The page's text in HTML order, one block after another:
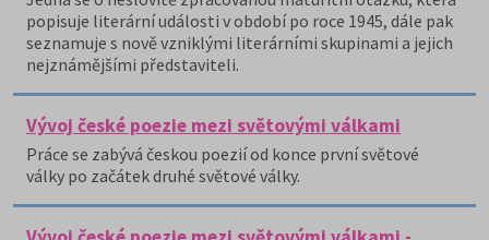
popisuje literární události v období po roce 1945, dále pak
seznamuje s nově vzniklými literárními skupinami a jejich
nejznámějšími představiteli.
Vývoj české poezie mezi světovými válkami
Práce se zabývá českou poezií od konce první světové
války po začátek druhé světové války.